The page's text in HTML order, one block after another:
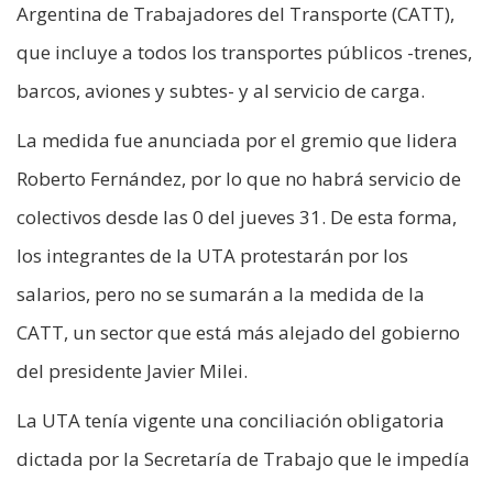
Argentina de Trabajadores del Transporte (CATT),
que incluye a todos los transportes públicos -trenes,
barcos, aviones y subtes- y al servicio de carga.
La medida fue anunciada por el gremio que lidera
Roberto Fernández, por lo que no habrá servicio de
colectivos desde las 0 del jueves 31. De esta forma,
los integrantes de la UTA protestarán por los
salarios, pero no se sumarán a la medida de la
CATT, un sector que está más alejado del gobierno
del presidente Javier Milei.
La UTA tenía vigente una conciliación obligatoria
dictada por la Secretaría de Trabajo que le impedía